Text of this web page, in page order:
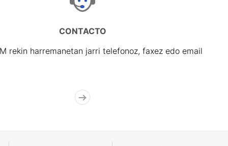
CONTACTO
rekin harremanetan jarri telefonoz, faxez edo email